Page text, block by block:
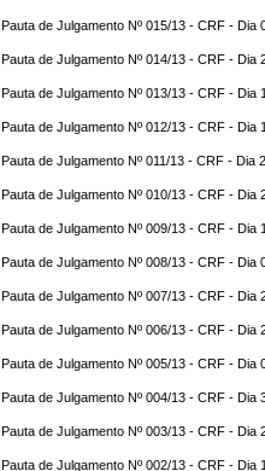
Pauta de Julgamento Nº 015/13 - CRF - Dia
Pauta de Julgamento Nº 014/13 - CRF - Dia
Pauta de Julgamento Nº 013/13 - CRF - Dia
Pauta de Julgamento Nº 012/13 - CRF - Dia
Pauta de Julgamento Nº 011/13 - CRF - Dia
Pauta de Julgamento Nº 010/13 - CRF - Dia
Pauta de Julgamento Nº 009/13 - CRF - Dia
Pauta de Julgamento Nº 008/13 - CRF - Dia
Pauta de Julgamento Nº 007/13 - CRF - Dia
Pauta de Julgamento Nº 006/13 - CRF - Dia
Pauta de Julgamento Nº 005/13 - CRF - Dia
Pauta de Julgamento Nº 004/13 - CRF - Dia
Pauta de Julgamento Nº 003/13 - CRF - Dia
Pauta de Julgamento Nº 002/13 - CRF - Dia